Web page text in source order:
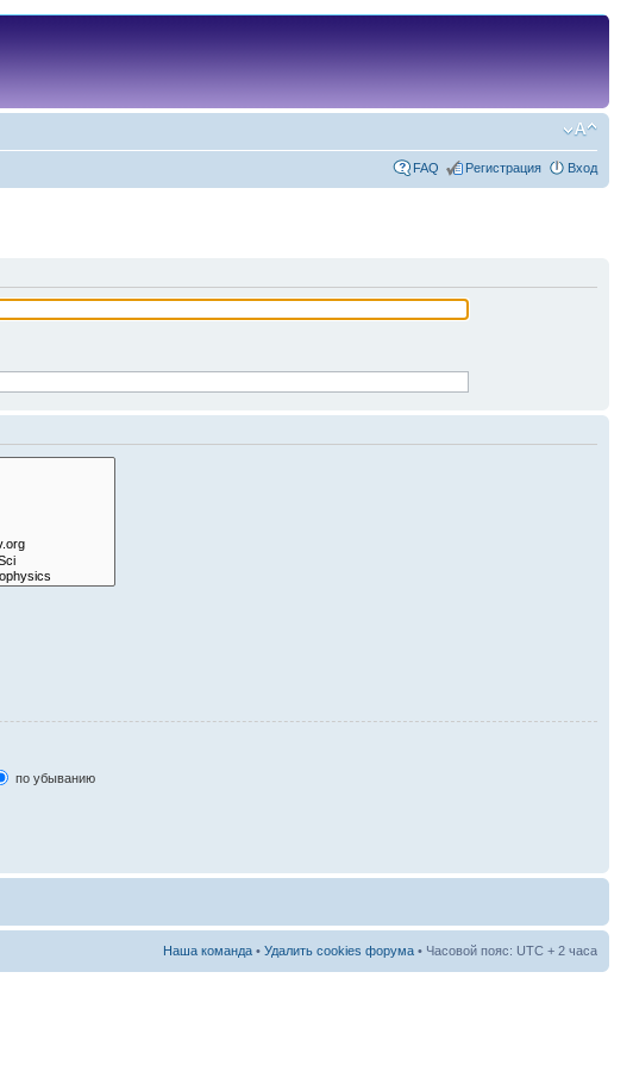
FAQ Регистрация Вход
по убыванию
Наша команда • Удалить cookies форума • Часовой пояс: UTC + 2 часа